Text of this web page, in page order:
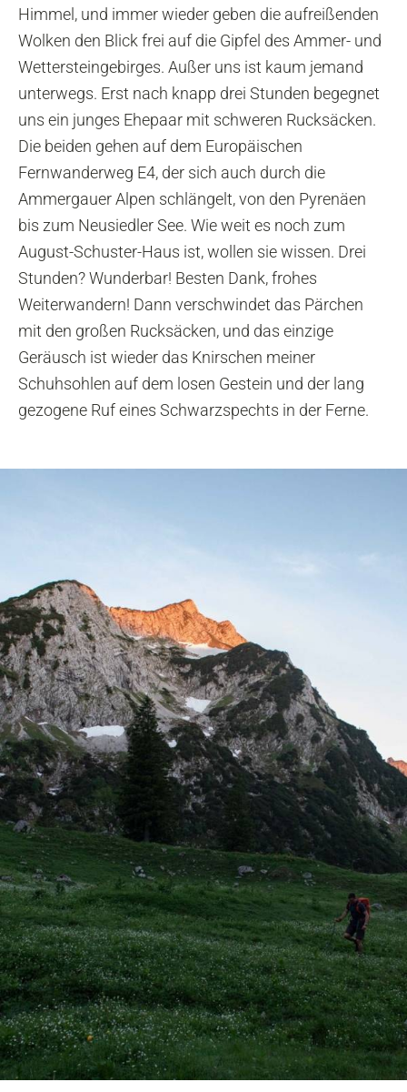
Himmel, und immer wieder geben die aufreißenden
Wolken den Blick frei auf die Gipfel des Ammer- und
Wettersteingebirges. Außer uns ist kaum jemand
unterwegs. Erst nach knapp drei Stunden begegnet
uns ein junges Ehepaar mit schweren Rucksäcken.
Die beiden gehen auf dem Europäischen
Fernwanderweg E4, der sich auch durch die
Ammergauer Alpen schlängelt, von den Pyrenäen
bis zum Neusiedler See. Wie weit es noch zum
August-Schuster-Haus ist, wollen sie wissen. Drei
Stunden? Wunderbar! Besten Dank, frohes
Weiterwandern! Dann verschwindet das Pärchen
mit den großen Rucksäcken, und das einzige
Geräusch ist wieder das Knirschen meiner
Schuhsohlen auf dem losen Gestein und der lang
gezogene Ruf eines Schwarzspechts in der Ferne.